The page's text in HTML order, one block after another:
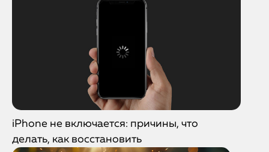
iPhone не включается: причины, что
делать, как восстановить